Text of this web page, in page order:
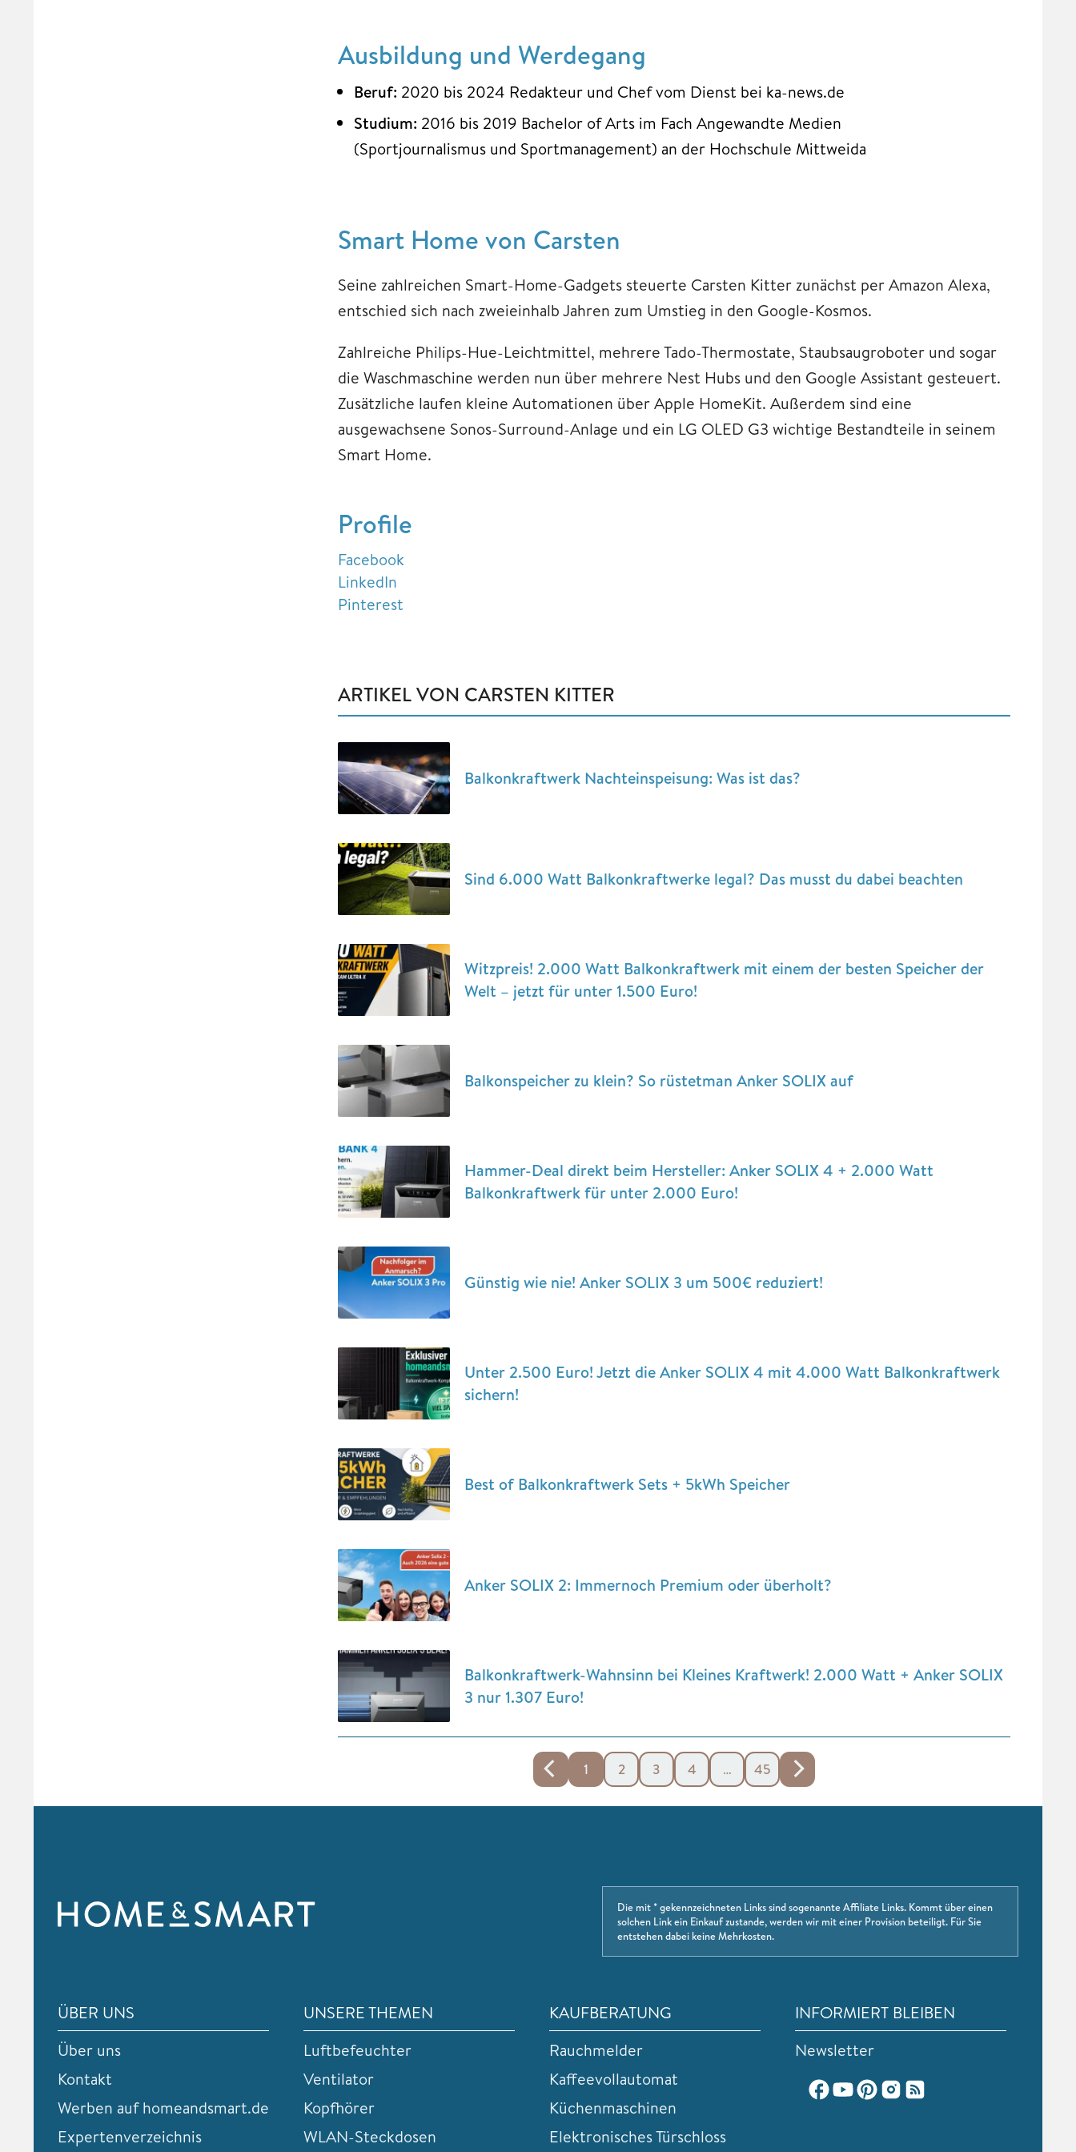
Ausbildung und Werdegang
Beruf: 2020 bis 2024 Redakteur und Chef vom Dienst bei ka-news.de
Studium: 2016 bis 2019 Bachelor of Arts im Fach Angewandte Medien
(Sportjournalismus und Sportmanagement) an der Hochschule Mittweida
Smart Home von Carsten
Seine zahlreichen Smart-Home-Gadgets steuerte Carsten Kitter zunächst per Amazon Alexa,
entschied sich nach zweieinhalb Jahren zum Umstieg in den Google-Kosmos.
Zahlreiche Philips-Hue-Leichtmittel, mehrere Tado-Thermostate, Staubsaugroboter und sogar
die Waschmaschine werden nun über mehrere Nest Hubs und den Google Assistant gesteuert.
Zusätzliche laufen kleine Automationen über Apple HomeKit. Außerdem sind eine
ausgewachsene Sonos-Surround-Anlage und ein LG OLED G3 wichtige Bestandteile in seinem
Smart Home.
Profile
Facebook
LinkedIn
Pinterest
ARTIKEL VON CARSTEN KITTER
Balkonkraftwerk Nachteinspeisung: Was ist das?
Sind 6.000 Watt Balkonkraftwerke legal? Das musst du dabei beachten
Witzpreis! 2.000 Watt Balkonkraftwerk mit einem der besten Speicher der
Welt – jetzt für unter 1.500 Euro!
Balkonspeicher zu klein? So rüstetman Anker SOLIX auf
Hammer-Deal direkt beim Hersteller: Anker SOLIX 4 + 2.000 Watt
Balkonkraftwerk für unter 2.000 Euro!
Günstig wie nie! Anker SOLIX 3 um 500€ reduziert!
Unter 2.500 Euro! Jetzt die Anker SOLIX 4 mit 4.000 Watt Balkonkraftwerk
sichern!
Best of Balkonkraftwerk Sets + 5kWh Speicher
Anker SOLIX 2: Immernoch Premium oder überholt?
Balkonkraftwerk-Wahnsinn bei Kleines Kraftwerk! 2.000 Watt + Anker SOLIX
3 nur 1.307 Euro!
1 2 3 4 … 45
Die mit * gekennzeichneten Links sind sogenannte Affiliate Links. Kommt über einen
solchen Link ein Einkauf zustande, werden wir mit einer Provision beteiligt. Für Sie
entstehen dabei keine Mehrkosten.
ÜBER UNS
Über uns
Kontakt
Werben auf homeandsmart.de
Expertenverzeichnis
UNSERE THEMEN
Luftbefeuchter
Ventilator
Kopfhörer
WLAN-Steckdosen
KAUFBERATUNG
Rauchmelder
Kaffeevollautomat
Küchenmaschinen
Elektronisches Türschloss
INFORMIERT BLEIBEN
Newsletter